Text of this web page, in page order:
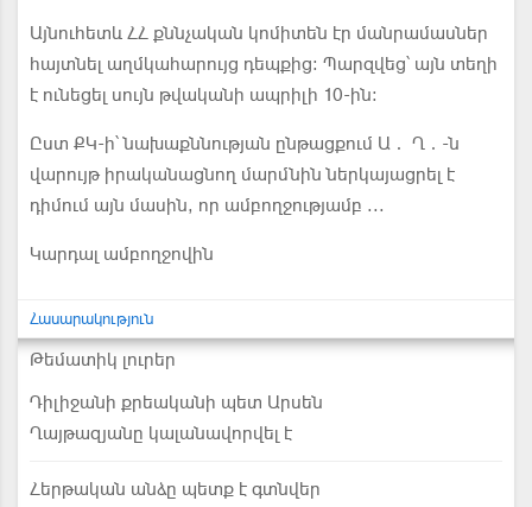
Այնուհետև ՀՀ քննչական կոմիտեն էր մանրամասներ
հայտնել աղմկահարույց դեպքից: Պարզվեց՝ այն տեղի
է ունեցել սույն թվականի ապրիլի 10-ին:
Ըստ ՔԿ-ի՝ նախաքննության ընթացքում Ա․ Ղ․-ն
վարույթ իրականացնող մարմնին ներկայացրել է
դիմում այն մասին, որ ամբողջությամբ ...
Կարդալ ամբողջովին
Հասարակություն
Թեմատիկ լուրեր
Դիլիջանի քրեականի պետ Արսեն
Ղայթազյանը կալանավորվել է
Հերթական անձը պետք է գտնվեր